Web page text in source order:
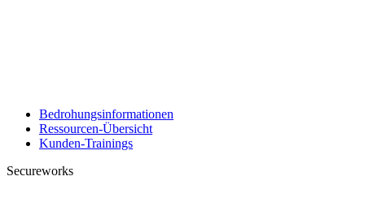
Bedrohungsinformationen
Ressourcen-Übersicht
Kunden-Trainings
Secureworks